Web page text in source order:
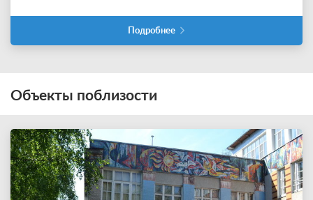
Подробнее
Объекты поблизости